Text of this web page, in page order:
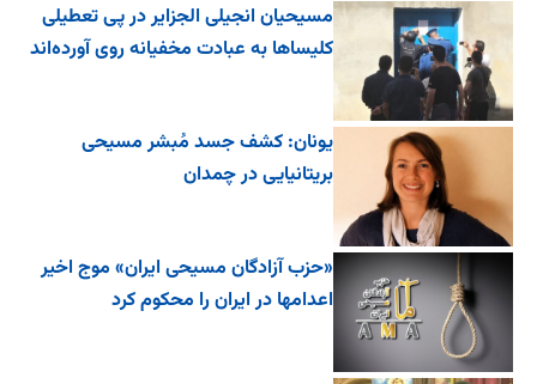
مسیحیان انجیلی الجزایر در پی تعطیلی
کلیساها به عبادت مخفیانه روی آورده‌اند
یونان: کشف جسد مُبشر مسیحی
بریتانیایی در چمدان
«حزب آزادگان مسیحی ایران» موج اخیر
اعدامها در ایران را محکوم کرد